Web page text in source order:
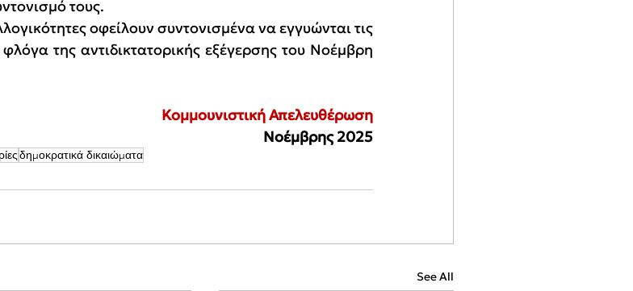
τους.
οφείλουν συντονισμένα να εγγυώνται τις
της αντιδικτατορικής εξέγερσης του Νοέμβρη
Κομμουνιστική Απελευθέρωση
Νοέμβρης 2025
δημοκρατικά δικαιώματα
See All